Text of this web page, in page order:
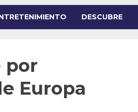
DESCUBRE
por
Europa